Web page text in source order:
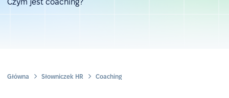
Czym jest coaching?
Główna Słowniczek HR Coaching